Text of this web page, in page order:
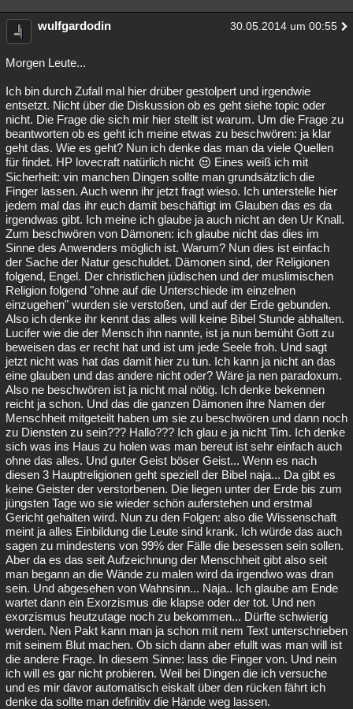
wulfgardodin 30.05.2014 um 00:55
Morgen Leute...
Ich bin durch Zufall mal hier drüber gestolpert und irgendwie
entsetzt. Nicht über die Diskussion ob es geht siehe topic oder
nicht. Die Frage die sich mir hier stellt ist warum. Um die Frage zu
beantworten ob es geht ich meine etwas zu beschwören: ja klar
geht das. Wie es geht? Nun ich denke das man da viele Quellen
für findet. HP lovecraft natürlich nicht
Eines weiß ich mit
Sicherheit: vin manchen Dingen sollte man grundsätzlich die
Finger lassen. Auch wenn ihr jetzt fragt wieso. Ich unterstelle hier
jedem mal das ihr euch damit beschäftigt im Glauben das es da
irgendwas gibt. Ich meine ich glaube ja auch nicht an den Ur Knall.
Zum beschwören von Dämonen: ich glaube nicht das dies im
Sinne des Anwenders möglich ist. Warum? Nun dies ist einfach
der Sache der Natur geschuldet. Dämonen sind, der Religionen
folgend, Engel. Der christlichen jüdischen und der muslimischen
Religion folgend "ohne auf die Unterschiede im einzelnen
einzugehen" wurden sie verstoßen, und auf der Erde gebunden.
Also ich denke ihr kennt das alles will keine Bibel Stunde abhalten.
Lucifer wie die der Mensch ihn nannte, ist ja nun bemüht Gott zu
beweisen das er recht hat und ist um jede Seele froh. Und sagt
jetzt nicht was hat das damit hier zu tun. Ich kann ja nicht an das
eine glauben und das andere nicht oder? Wäre ja nen paradoxum.
Also ne beschwören ist ja nicht mal nötig. Ich denke bekennen
reicht ja schon. Und das die ganzen Dämonen ihre Namen der
Menschheit mitgeteilt haben um sie zu beschwören und dann noch
zu Diensten zu sein??? Hallo??? Ich glau e ja nicht Tim. Ich denke
sich was ins Haus zu holen was man bereut ist sehr einfach auch
ohne das alles. Und guter Geist böser Geist... Wenn es nach
diesen 3 Hauptreligionen geht speziell der Bibel naja... Da gibt es
keine Geister der verstorbenen. Die liegen unter der Erde bis zum
jüngsten Tage wo sie wieder schön auferstehen und erstmal
Gericht gehalten wird. Nun zu den Folgen: also die Wissenschaft
meint ja alles Einbildung die Leute sind krank. Ich würde das auch
sagen zu mindestens von 99% der Fälle die besessen sein sollen.
Aber da es das seit Aufzeichnung der Menschheit gibt also seit
man begann an die Wände zu malen wird da irgendwo was dran
sein. Und abgesehen von Wahnsinn... Naja.. Ich glaube am Ende
wartet dann ein Exorzismus die klapse oder der tot. Und nen
exorzismus heutzutage noch zu bekommen... Dürfte schwierig
werden. Nen Pakt kann man ja schon mit nem Text unterschrieben
mit seinem Blut machen. Ob sich dann aber efullt was man will ist
die andere Frage. In diesem Sinne: lass die Finger von. Und nein
ich will es gar nicht probieren. Weil bei Dingen die ich versuche
und es mir davor automatisch eiskalt über den rücken fährt ich
denke da sollte man definitiv die Hände weg lassen.